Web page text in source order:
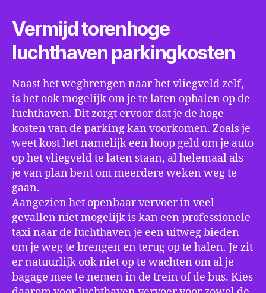
Vermijd torenhoge
luchthaven parkingkosten
Naast het wegbrengen naar het vliegveld zelf,
is het ook mogelijk om je te laten ophalen op de
luchthaven. Dit zorgt ervoor dat je de hoge
kosten van de parking kan voorkomen. Zoals je
weet kost het namelijk een hoop geld om je auto
op het vliegveld te laten staan, al helemaal als
je van plan bent om meerdere weken weg te
gaan.
Aangezien het openbaar vervoer in veel
gevallen niet mogelijk is kan een professionele
taxi naar de luchthaven je een uitweg bieden
om je weg te brengen en terug op te halen. Je zit
er natuurlijk ook niet op te wachten om al je
bagage mee te nemen in de trein of de bus. Kies